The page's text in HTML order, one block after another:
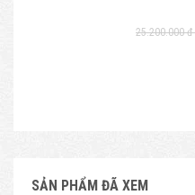
25.200.000 đ
SẢN PHẨM ĐÃ XEM